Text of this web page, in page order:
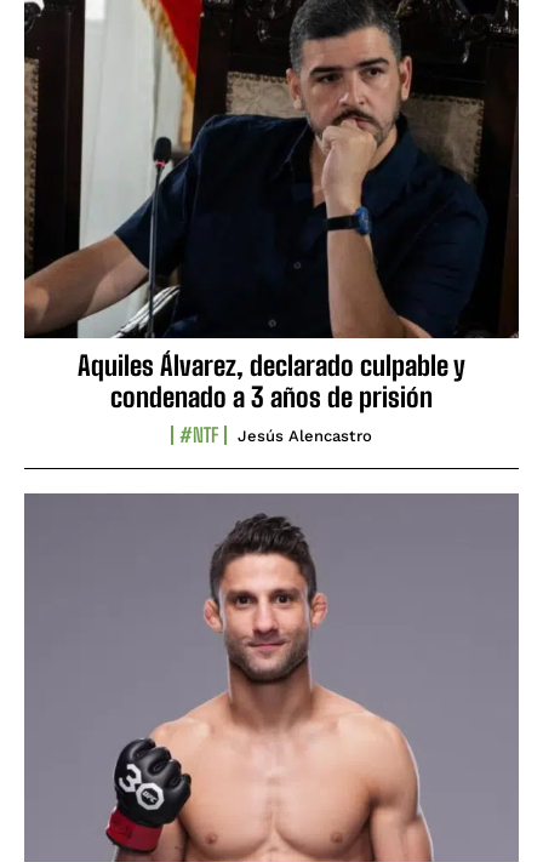
Aquiles Álvarez, declarado culpable y
condenado a 3 años de prisión
#NTF Jesús Alencastro